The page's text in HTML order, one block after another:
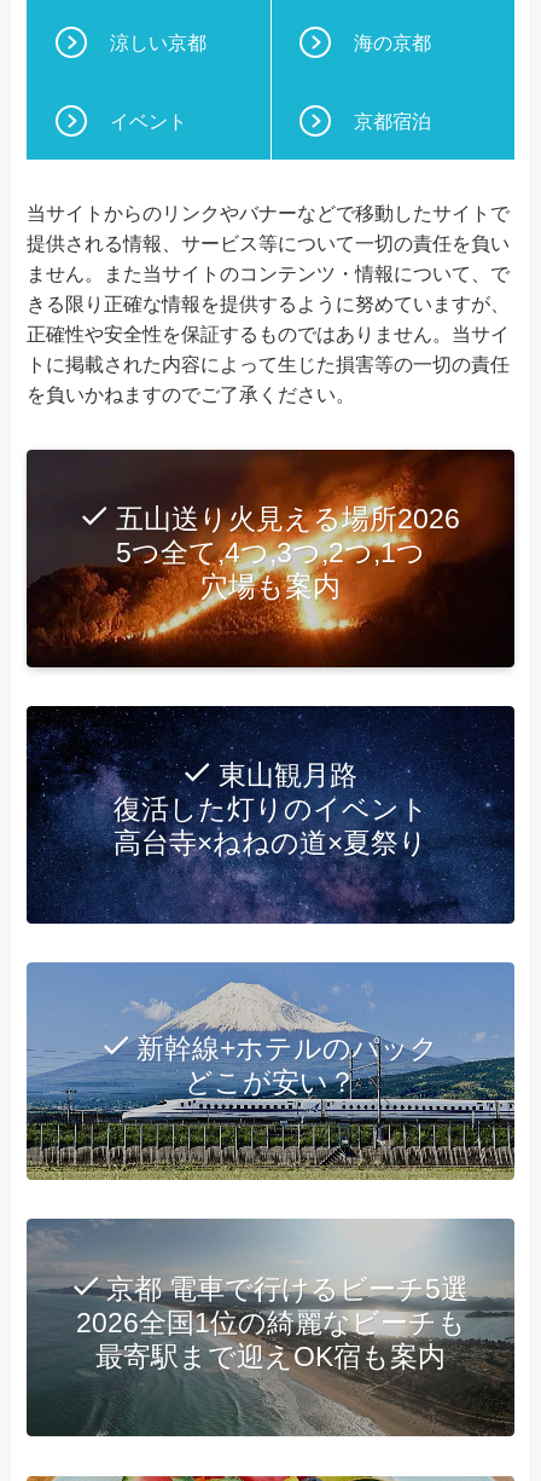
涼しい京都 海の京都
イベント 京都宿泊
当サイトからのリンクやバナーなどで移動したサイトで
提供される情報、サービス等について一切の責任を負い
ません。また当サイトのコンテンツ・情報について、で
きる限り正確な情報を提供するように努めていますが、
正確性や安全性を保証するものではありません。当サイ
トに掲載された内容によって生じた損害等の一切の責任
を負いかねますのでご了承ください。
五山送り火見える場所2026
5つ全て,4つ,3つ,2つ,1つ
穴場も案内
東山観月路
復活した灯りのイベント
高台寺×ねねの道×夏祭り
新幹線+ホテルのパック
どこが安い？
京都 電車で行けるビーチ5選
2026全国1位の綺麗なビーチも
最寄駅まで迎えOK宿も案内